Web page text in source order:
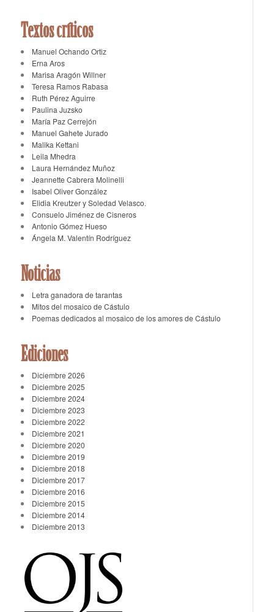
Textos críticos
Manuel Ochando Ortiz
Erna Aros
Marisa Aragón Willner
Teresa Ramos Rabasa
Ruth Pérez Aguirre
Paulina Juzsko
María Paz Cerrejón
Manuel Gahete Jurado
Malika Kettani
Leila Mhedra
Laura Hernández Muñoz
Jeannette Cabrera Molinelli
Isabel Oliver González
Elidia Kreutzer y Soledad Velasco.
Consuelo Jiménez de Cisneros
Antonio Gómez Hueso
Ángela M. Valentín Rodríguez
Noticias
Letra ganadora de tarantas
Mitos del mosaico de Cástulo
Poemas dedicados al mosaico de los amores de Cástulo
Ediciones
Diciembre 2026
Diciembre 2025
Diciembre 2024
Diciembre 2023
Diciembre 2022
Diciembre 2021
Diciembre 2020
Diciembre 2019
Diciembre 2018
Diciembre 2017
Diciembre 2016
Diciembre 2015
Diciembre 2014
Diciembre 2013